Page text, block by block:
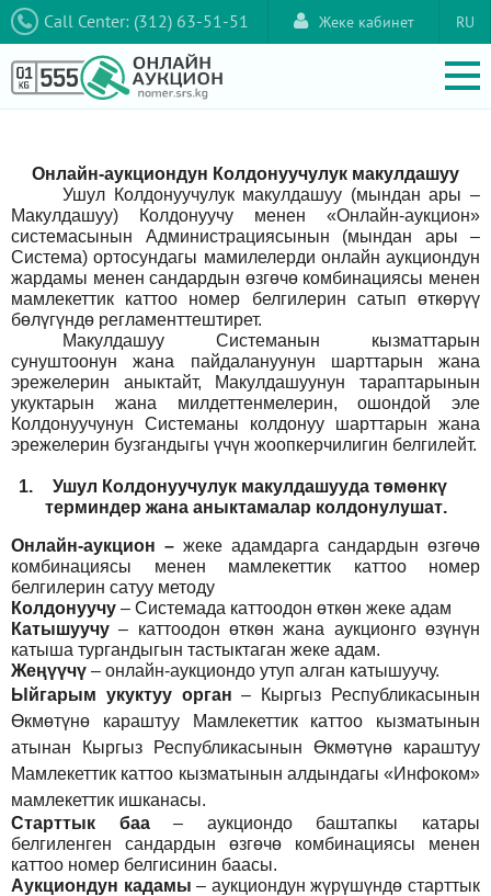
Call Center: (312) 63-51-51 RU
Жеке кабинет
Онлайн-аукциондун Колдонуучулук макулдашуу
Ушул Колдонуучулук макулдашуу (мындан ары –
Макулдашуу) Колдонуучу менен «Онлайн-аукцион»
системасынын Администрациясынын (мындан ары –
Система) ортосундагы мамилелерди онлайн аукциондун
жардамы менен сандардын өзгөчө комбинациясы менен
мамлекеттик каттоо номер белгилерин сатып өткөрүү
бөлүгүндө регламенттештирет.
Макулдашуу Системанын кызматтарын
сунуштоонун жана пайдалануунун шарттарын жана
эрежелерин аныктайт, Макулдашуунун тараптарынын
укуктарын жана милдеттенмелерин, ошондой эле
Колдонуучунун Системаны колдонуу шарттарын жана
эрежелерин бузгандыгы үчүн жоопкерчилигин белгилейт.
1.
Ушул Колдонуучулук макулдашууда төмөнкү
терминдер жана аныктамалар колдонулушат.
Онлайн-аукцион – жеке адамдарга сандардын өзгөчө
комбинациясы менен мамлекеттик каттоо номер
белгилерин сатуу методу
Колдонуучу – Системада каттоодон өткөн жеке адам
Катышуучу – каттоодон өткөн жана аукционго өзүнүн
катыша тургандыгын тастыктаган жеке адам.
Жеңүүчү – онлайн-аукциондо утуп алган катышуучу.
Ыйгарым укуктуу орган –
Кыргыз Республикасынын
Өкмөтүнө караштуу Мамлекеттик каттоо кызматынын
атынан Кыргыз Республикасынын Өкмөтүнө караштуу
Мамлекеттик каттоо кызматынын алдындагы «Инфоком»
мамлекеттик ишканасы.
Старттык баа– аукциондо баштапкы катары
белгиленген сандардын өзгөчө комбинациясы менен
каттоо номер белгисинин баасы.
Аукциондун кадамы – аукциондун жүрүшүндө старттык